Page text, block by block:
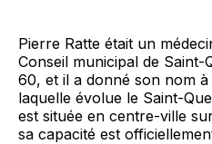
Pierre Ratte était un
Conseil municipal de Saint-
60, et il a donné son nom à
laquelle évolue le Saint-
est située en centre-ville
sa capacité est